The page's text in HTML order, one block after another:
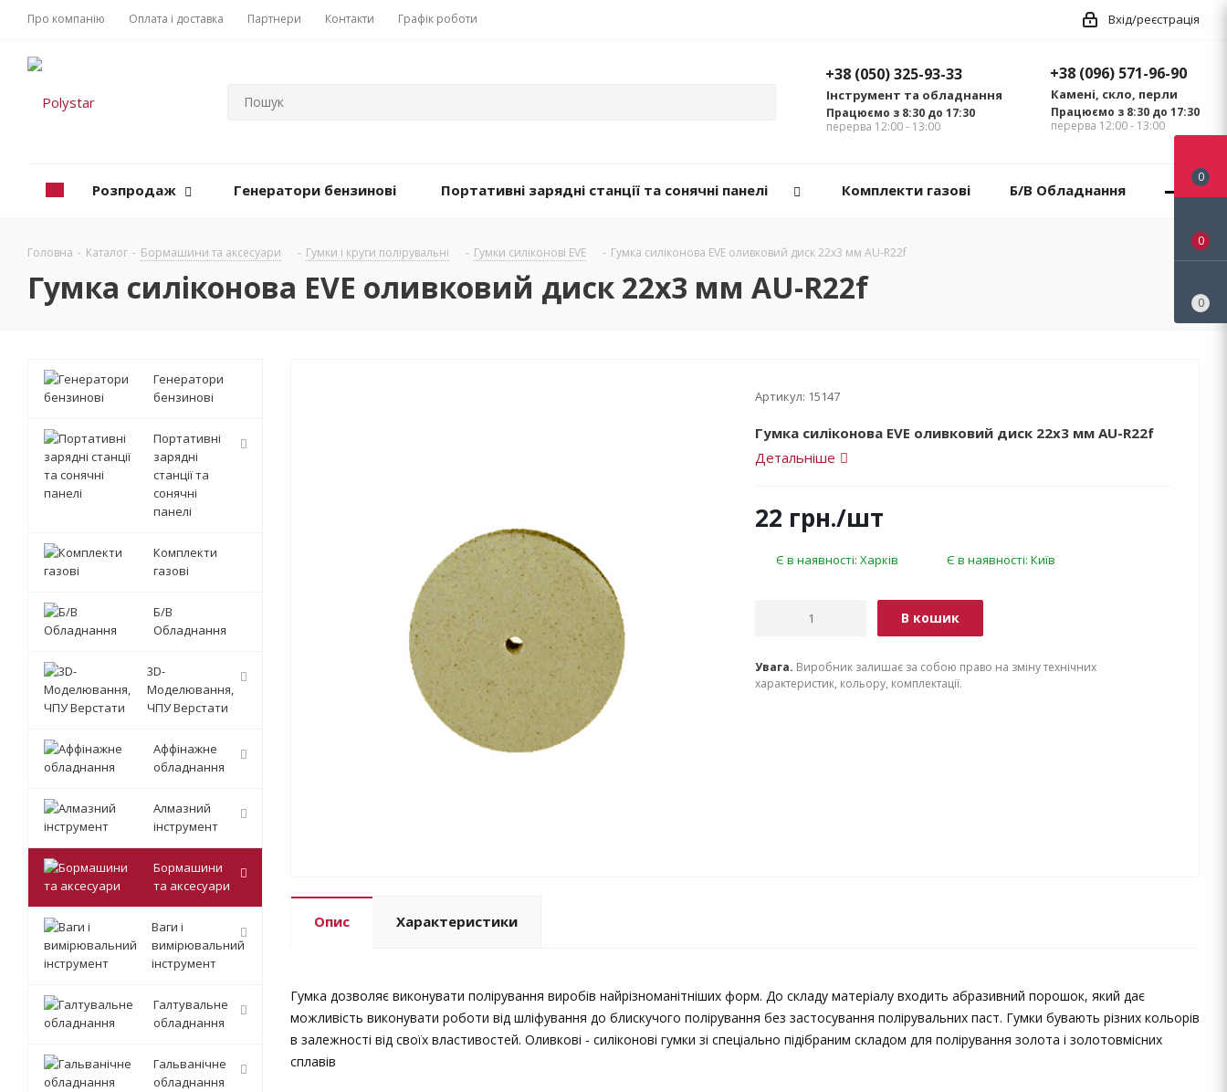
Про компанію Оплата і доставка Партнери Контакти Графік роботи Вхід/реєстрація
+38 (096) 571-96-90
Камені, скло, перли
Працюємо з 8:30 до 17:30
перерва 12:00 - 13:00
+38 (050) 325-93-33
Інструмент та обладнання
Працюємо з 8:30 до 17:30
перерва 12:00 - 13:00
Розпродаж Генератори бензинові Портативні зарядні станції та сонячні панелі Комплекти газові Б/В Обладнання
Головна - Каталог - Бормашини та аксесуари - Гумки і круги полірувальні - Гумки силіконові EVE - Гумка силіконова EVE оливковий диск 22х3 мм AU-R22f
Гумка силіконова EVE оливковий диск 22х3 мм AU-R22f
Артикул: 15147
Гумка силіконова EVE оливковий диск 22х3 мм AU-R22f
Детальніше
22 грн./шт
Є в наявності: Харків Є в наявності: Київ
В кошик
Увага. Виробник залишає за собою право на зміну технічних
характеристик, кольору, комплектації.
Опис Характеристики
Гумка дозволяє виконувати полірування виробів найрізноманітніших форм. До складу матеріалу входить абразивний порошок, який дає
можливість виконувати роботи від шліфування до блискучого полірування без застосування полірувальних паст. Гумки бувають різних кольорів
в залежності від своїх властивостей. Оливкові - силіконові гумки зі спеціально підібраним складом для полірування золота і золотовмісних
сплавів
Генератори
бензинові
Портативні
зарядні
станції та
сонячні
панелі
Комплекти
газові
Б/В
Обладнання
3D-
Моделювання,
ЧПУ Верстати
Аффінажне
обладнання
Алмазний
інструмент
Бормашини
та аксесуари
Ваги і
вимірювальний
інструмент
Галтувальне
обладнання
Гальванічне
обладнання
0
0
0